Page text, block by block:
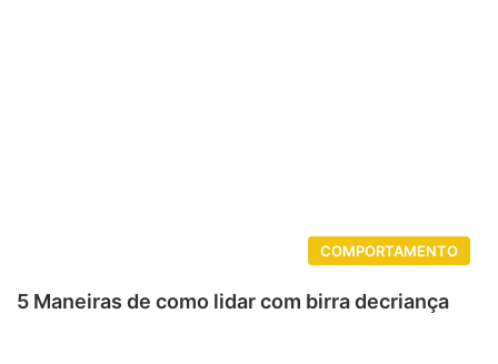
COMPORTAMENTO
5 Maneiras de como lidar com birra decriança